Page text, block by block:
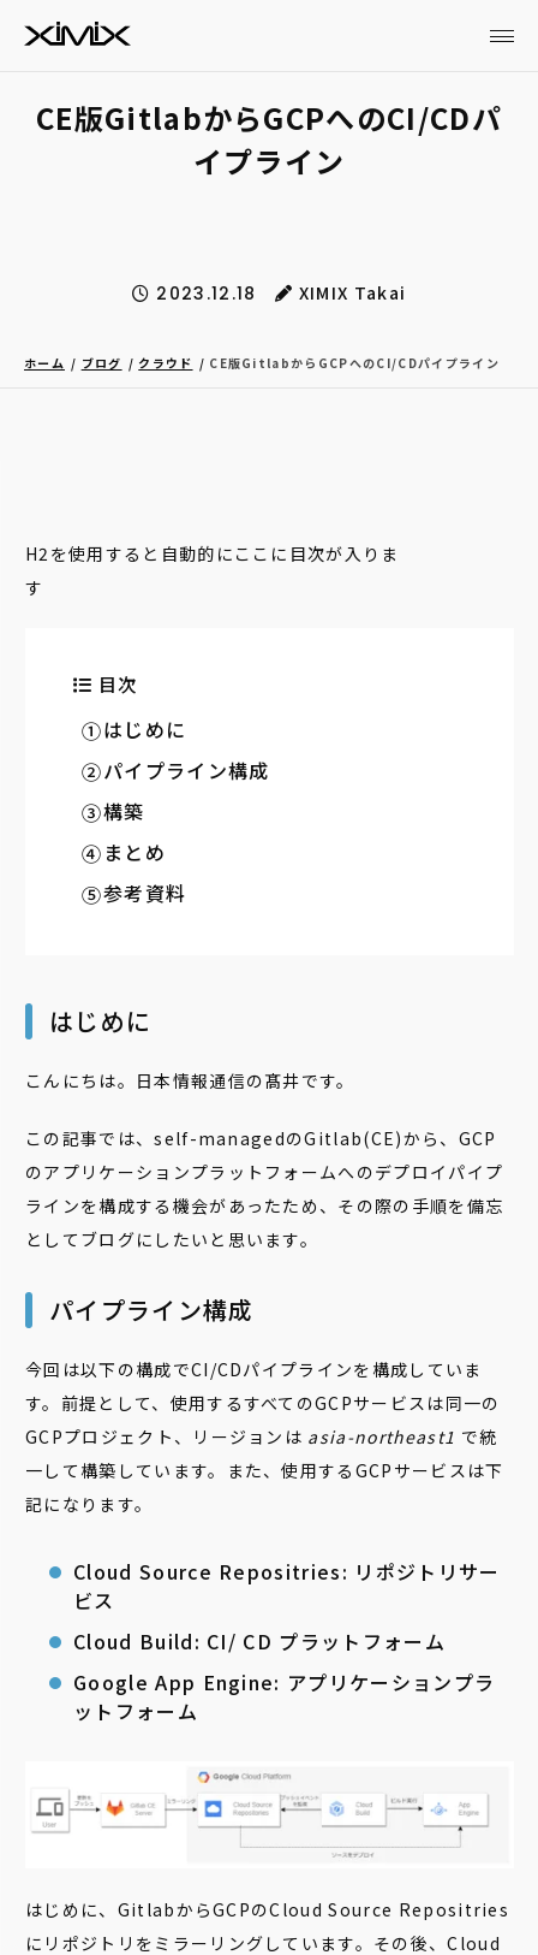
CE版GitlabからGCPへのCI/CDパ
イプライン
2023.12.18 XIMIX Takai
ホーム ブログ クラウド CE版GitlabからGCPへのCI/CDパイプライン
H2を使用すると自動的にここに目次が入りま
す
目次
はじめに
パイプライン構成
構築
まとめ
参考資料
はじめに
こんにちは。日本情報通信の髙井です。
この記事では、self-managedのGitlab(CE)から、GCP
のアプリケーションプラットフォームへのデプロイパイプ
ラインを構成する機会があったため、その際の手順を備忘
としてブログにしたいと思います。
パイプライン構成
今回は以下の構成でCI/CDパイプラインを構成していま
す。前提として、使用するすべてのGCPサービスは同一の
GCPプロジェクト、リージョンは asia-northeast1 で統
一して構築しています。また、使用するGCPサービスは下
記になります。
Cloud Source Repositries: リポジトリサー
ビス
Cloud Build: CI/ CD プラットフォーム
Google App Engine: アプリケーションプラ
ットフォーム
はじめに、GitlabからGCPのCloud Source Repositries
にリポジトリをミラーリングしています。その後、Cloud